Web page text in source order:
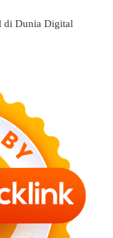
di Dunia Digital